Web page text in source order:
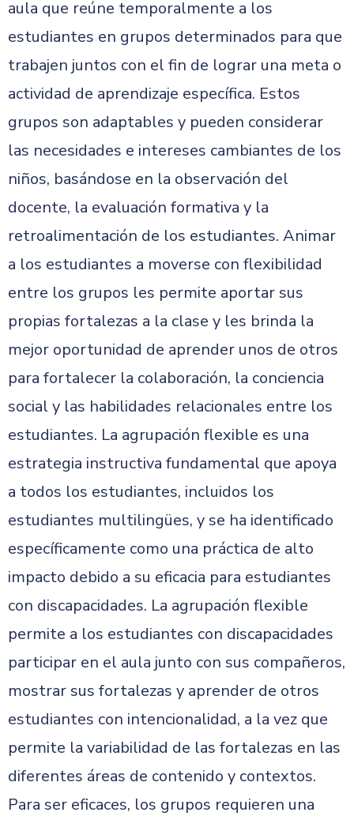
aula que reúne temporalmente a los
estudiantes en grupos determinados para que
trabajen juntos con el fin de lograr una meta o
actividad de aprendizaje específica. Estos
grupos son adaptables y pueden considerar
las necesidades e intereses cambiantes de los
niños, basándose en la observación del
docente, la evaluación formativa y la
retroalimentación de los estudiantes. Animar
a los estudiantes a moverse con flexibilidad
entre los grupos les permite aportar sus
propias fortalezas a la clase y les brinda la
mejor oportunidad de aprender unos de otros
para fortalecer la colaboración, la conciencia
social y las habilidades relacionales entre los
estudiantes. La agrupación flexible es una
estrategia instructiva fundamental que apoya
a todos los estudiantes, incluidos los
estudiantes multilingües, y se ha identificado
específicamente como una práctica de alto
impacto debido a su eficacia para estudiantes
con discapacidades. La agrupación flexible
permite a los estudiantes con discapacidades
participar en el aula junto con sus compañeros,
mostrar sus fortalezas y aprender de otros
estudiantes con intencionalidad, a la vez que
permite la variabilidad de las fortalezas en las
diferentes áreas de contenido y contextos.
Para ser eficaces, los grupos requieren una